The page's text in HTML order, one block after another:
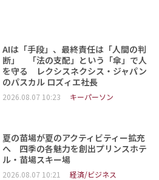
AIは「手段」、最終責任は「人間の判
断」 「法の支配」という「傘」で人
を守る レクシスネクシス・ジャパン
のパスカル ロズィエ社長
2026.08.07 10:23 キーパーソン
夏の苗場が夏のアクティビティー拡充
へ 四季の各魅力を創出プリンスホテ
ル・苗場スキー場
2026.08.07 10:21 経済/ビジネス